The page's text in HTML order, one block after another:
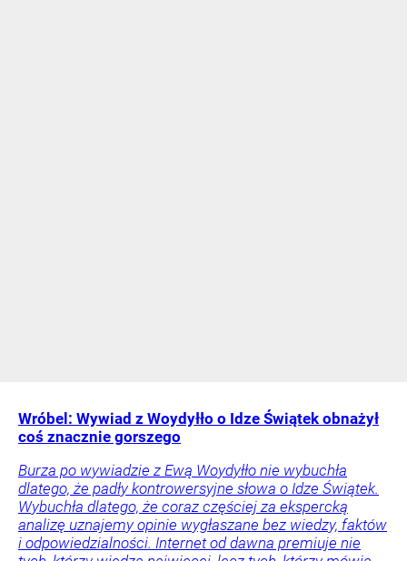
Wróbel: Wywiad z Woydyłło o Idze Świątek obnażył
coś znacznie gorszego
Burza po wywiadzie z Ewą Woydyłło nie wybuchła
dlatego, że padły kontrowersyjne słowa o Idze Świątek.
Wybuchła dlatego, że coraz częściej za ekspercką
analizę uznajemy opinie wygłaszane bez wiedzy, faktów
i odpowiedzialności. Internet od dawna premiuje nie